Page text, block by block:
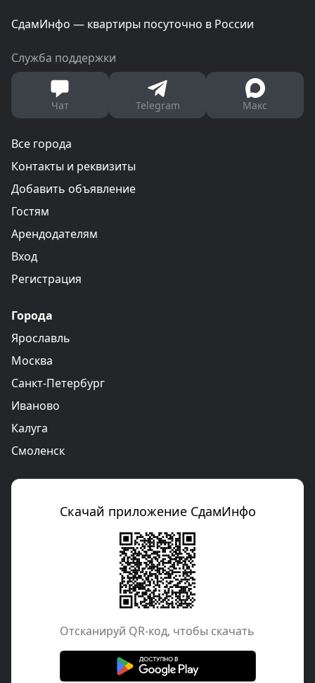
СдамИнфо — квартиры посуточно в России
Служба поддержки
Чат Telegram Макс
Все города
Контакты и реквизиты
Добавить объявление
Гостям
Арендодателям
Вход
Регистрация
Города
Ярославль
Москва
Санкт-Петербург
Иваново
Калуга
Смоленск
Скачай приложение СдамИнфо
Отcканируй QR-код, чтобы скачать